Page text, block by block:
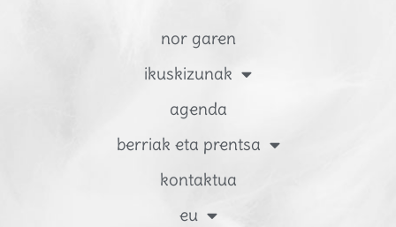
nor garen
ikuskizunak
agenda
berriak eta prentsa
kontaktua
eu